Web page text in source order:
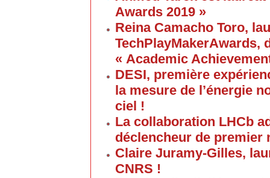
Awards 2019 »
Reina Camacho Toro,
TechPlayMakerAwards,
« Academic
DESI, première
la mesure de l’énergie
ciel !
La collaboration LHCb
déclencheur de premier
Claire Juramy-Gilles,
CNRS !